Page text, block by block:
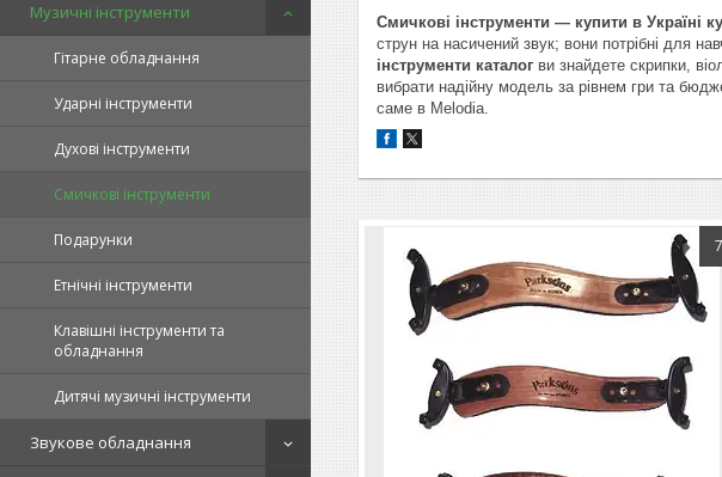
Музичні інструменти
Гітарне обладнання
Ударні інструменти
Духові інструменти
Смичкові інструменти
Подарунки
Етнічні інструменти
Клавішні інструменти та
обладнання
Дитячі музичні інструменти
Звукове обладнання
Смичкові інструменти — купити в Україні
струн на насичений звук; вони потрібні для
інструменти каталог ви знайдете скрипки,
вибрати надійну модель за рівнем гри та
саме в Melodia.
7